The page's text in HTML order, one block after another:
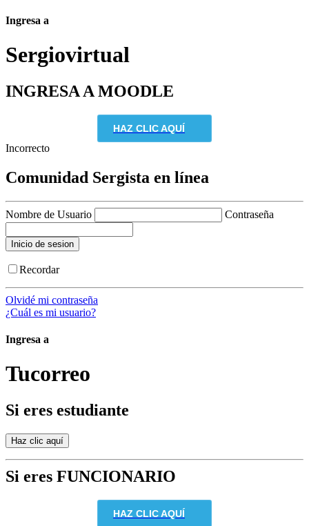
Ingresa a
Sergiovirtual
INGRESA A MOODLE
HAZ CLIC AQUÍ
Incorrecto
Comunidad Sergista en línea
Nombre de Usuario Contraseña
Recordar
Olvidé mi contraseña
¿Cuál es mi usuario?
Ingresa a
Tucorreo
Si eres estudiante
Si eres FUNCIONARIO
HAZ CLIC AQUÍ